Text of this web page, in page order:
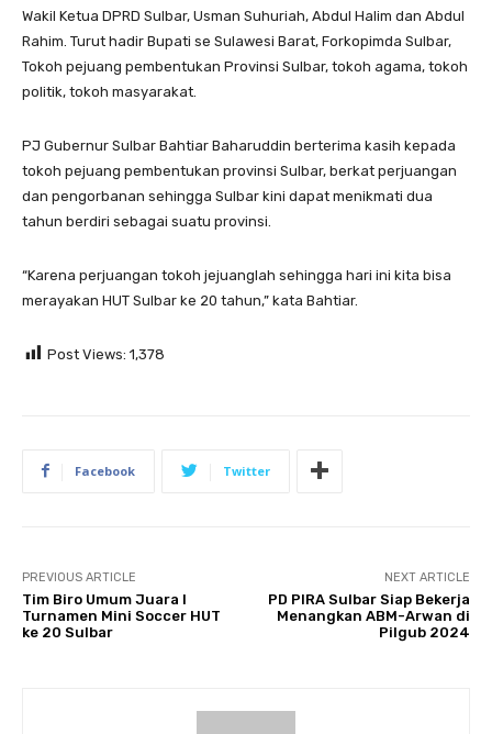
Wakil Ketua DPRD Sulbar, Usman Suhuriah, Abdul Halim dan Abdul
Rahim. Turut hadir Bupati se Sulawesi Barat, Forkopimda Sulbar,
Tokoh pejuang pembentukan Provinsi Sulbar, tokoh agama, tokoh
politik, tokoh masyarakat.
PJ Gubernur Sulbar Bahtiar Baharuddin berterima kasih kepada
tokoh pejuang pembentukan provinsi Sulbar, berkat perjuangan
dan pengorbanan sehingga Sulbar kini dapat menikmati dua
tahun berdiri sebagai suatu provinsi.
“Karena perjuangan tokoh jejuanglah sehingga hari ini kita bisa
merayakan HUT Sulbar ke 20 tahun,” kata Bahtiar.
Post Views: 1,378
Facebook Twitter
PREVIOUS ARTICLE
Tim Biro Umum Juara I
Turnamen Mini Soccer HUT
ke 20 Sulbar
NEXT ARTICLE
PD PIRA Sulbar Siap Bekerja
Menangkan ABM-Arwan di
Pilgub 2024